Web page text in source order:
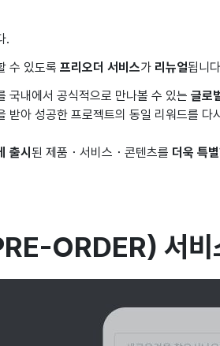
.
수 있도록 프리오더 서비스가 리뉴얼됩니
국내에서 공식적으로 만나볼 수 있는 글로
받아 성공한 프로젝트의 동일 리워드를 다
출시 된 제품・서비스・콘텐츠를 더욱 특
ORDER) 서비